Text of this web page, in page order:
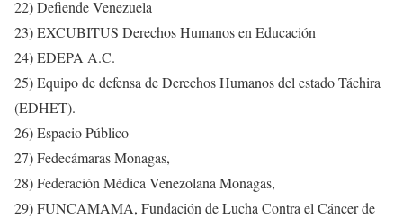
22) Defiende Venezuela
23) EXCUBITUS Derechos Humanos en Educación
24) EDEPA A.C.
25) Equipo de defensa de Derechos Humanos del estado Táchira
(EDHET).
26) Espacio Público
27) Fedecámaras Monagas,
28) Federación Médica Venezolana Monagas,
29) FUNCAMAMA, Fundación de Lucha Contra el Cáncer de